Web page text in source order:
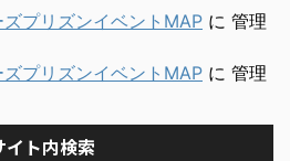
プリズンイベントMAP に 管理
プリズンイベントMAP に 管理
イト内検索